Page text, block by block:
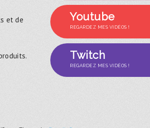
et de
Youtube
REGARDEZ MES VIDÉOS !
Twitch
REGARDEZ MES VIDÉOS !